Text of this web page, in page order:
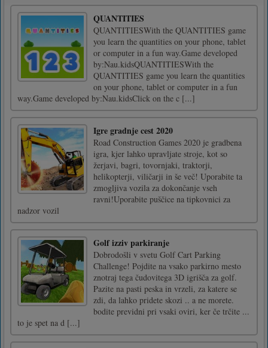
QUANTITIES
QUANTITIESWith the QUANTITIES game
you learn the quantities on your phone, tablet
or computer in a fun way.Game developed
by:Nau.kidsQUANTITIESWith the
QUANTITIES game you learn the quantities
on your phone, tablet or computer in a fun
way.Game developed by:Nau.kidsClick on the c [...]
Igre gradnje cest 2020
Road Construction Games 2020 je gradbena
igra, kjer lahko upravljate stroje, kot so
žerjavi, bagri, tovornjaki, traktorji,
helikopterji, viličarji in še več! Uporabite ta
zmogljiva vozila za dokončanje vseh
ravni!Uporabite puščice na tipkovnici za
nadzor vozil
Golf izziv parkiranje
Dobrodošli v svetu Golf Cart Parking
Challenge! Pojdite na vsako parkirno mesto
znotraj tega čudovitega 3D igrišča za golf.
Pazite na pasti peska in vrzeli, za katere se
zdi, da lahko pridete skozi .. a ne morete.
bodite previdni pri vsaki oviri, ker če trčite ...
to je spet na d [...]